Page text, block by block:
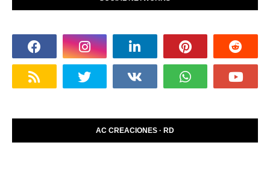
AC CREACIONES · RD